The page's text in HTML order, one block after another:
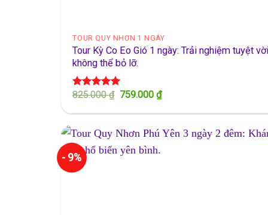
TOUR QUY NHƠN 1 NGÀY
Tour Kỳ Co Eo Gió 1 ngày: Trải nghiệm tuyệt vời
không thể bỏ lỡ.
Được xếp
5.00
825.000 ₫ Giá
gốc
759.000₫Giá
hiện
759.000 ₫.
- 9%